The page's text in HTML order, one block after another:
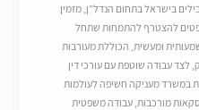
בישראל בתחום הנדל”ן, מזמין
להצטרף להתמחות שתחל
משמעותית ומעשית, הכוללת מעורבות
עבודה שוטפת עם עורכי דין
במשרד מעניקה חשיפה לעולמות
מורכבות, עבודה משפטית